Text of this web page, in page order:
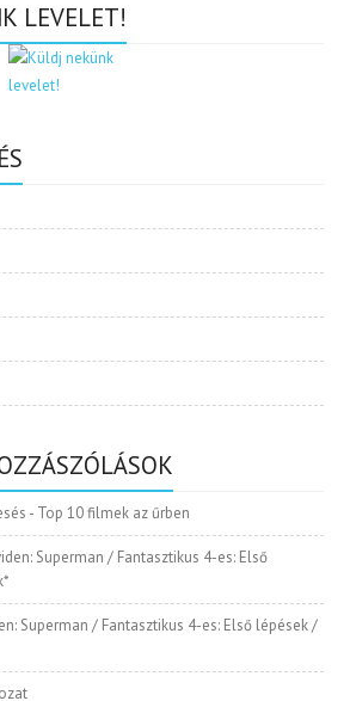
LEVELET!
- Top 10 filmek az űrben
Superman / Fantasztikus 4-es: Első
Superman / Fantasztikus 4-es: Első lépések /